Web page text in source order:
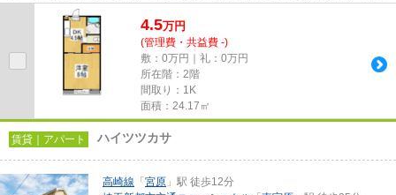
しております！最新の情報は...
4.5万円
(管理費・共益費 -)
敷：0万円｜礼：0万円
所在階：2階
間取り：1K
面積：24.17㎡
賃貸｜アパート ハイツツカサ
高崎線 「 宮原 」駅 徒歩12分